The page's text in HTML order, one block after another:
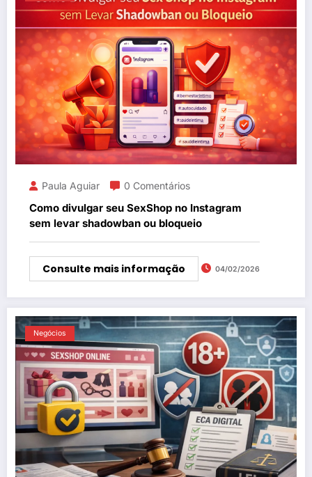
Paula Aguiar 0 Comentários
Como divulgar seu SexShop no Instagram
sem levar shadowban ou bloqueio
Consulte mais informação 04/02/2026
Negócios